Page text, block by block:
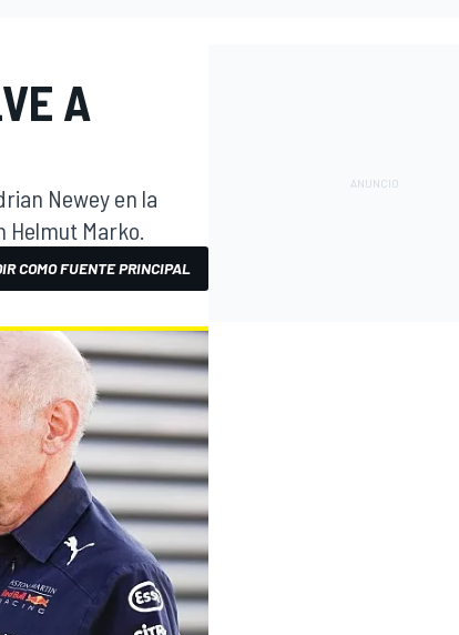
A
Newey en la
Helmut Marko.
COMO FUENTE PRINCIPAL